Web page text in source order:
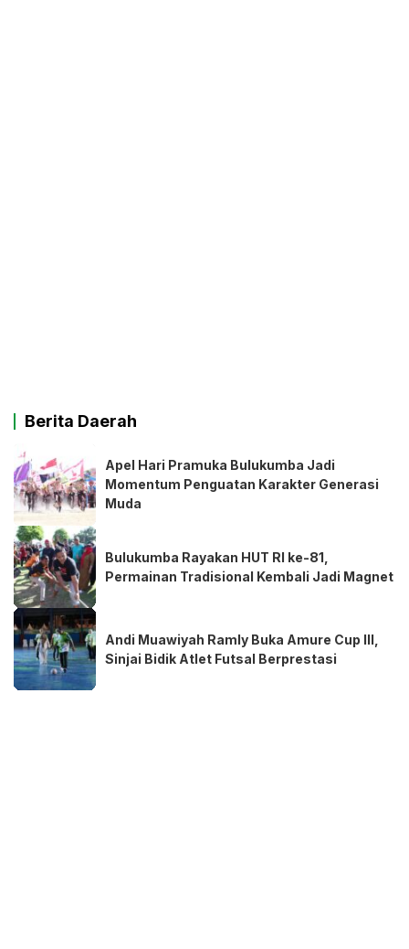
Berita Daerah
Apel Hari Pramuka Bulukumba Jadi
Momentum Penguatan Karakter Generasi
Muda
Bulukumba Rayakan HUT RI ke-81,
Permainan Tradisional Kembali Jadi Magnet
Andi Muawiyah Ramly Buka Amure Cup III,
Sinjai Bidik Atlet Futsal Berprestasi